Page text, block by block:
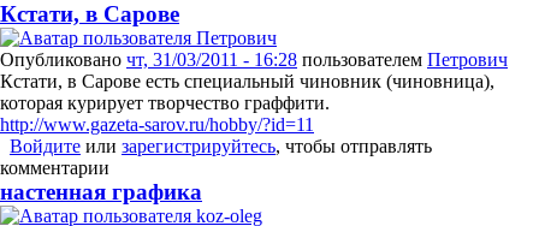
Кстати, в Сарове
Опубликовано чт, 31/03/2011 - 16:28 пользователем Петрович
Кстати, в Сарове есть специальный чиновник (чиновница),
которая курирует творчество граффити.
http://www.gazeta-sarov.ru/hobby/?id=11
Войдите или зарегистрируйтесь, чтобы отправлять
комментарии
настенная графика